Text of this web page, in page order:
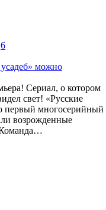
6
можно
Сериал, о котором
свет! «Русские
первый многосерийный
возрожденные
Команда…